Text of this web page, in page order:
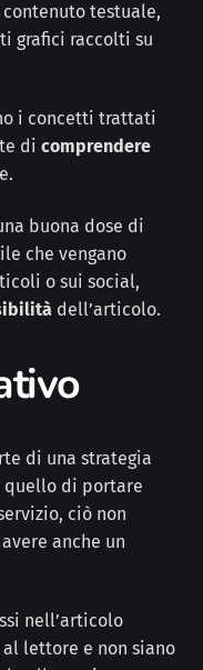
testuale,
grafici raccolti su
i concetti trattati
di comprendere
buona dose di
che vengano
o sui social,
dell’articolo.
di una strategia
quello di portare
ciò non
anche un
nell’articolo
al lettore e non siano